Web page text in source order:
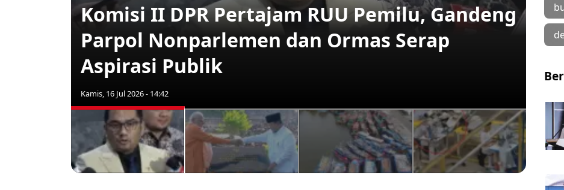
Komisi II DPR Pertajam RUU Pemilu, Gandeng
Parpol Nonparlemen dan Ormas Serap
Aspirasi Publik
Kamis, 16 Jul 2026 - 14:42